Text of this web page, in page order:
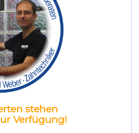
stehen
Verfügung!